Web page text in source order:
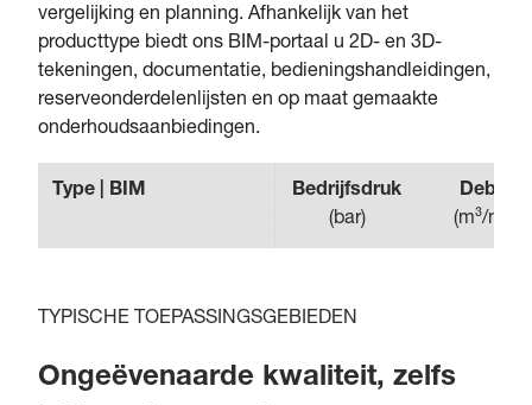
vergelijking en planning. Afhankelijk van het
producttype biedt ons BIM-portaal u 2D- en 3D-
tekeningen, documentatie, bedieningshandleidingen,
reserveonderdelenlijsten en op maat gemaakte
onderhoudsaanbiedingen.
Type | BIM
Bedrijfsdruk
(bar)
Debiet
(m³/min
TYPISCHE TOEPASSINGSGEBIEDEN
Ongeëvenaarde kwaliteit, zelfs